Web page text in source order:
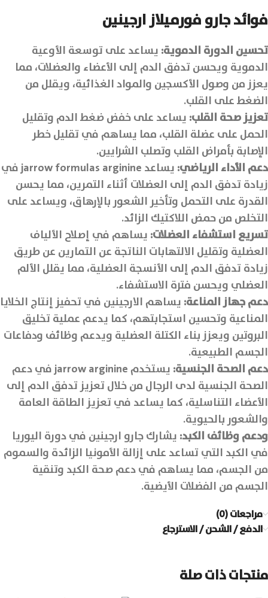
فوائد جارو فورميلاز ارجينين
تحسين الدورة الدموية: يساعد على توسعة الأوعية
الدموية ويحسن تدفق الدم إلى الأعضاء والعضلات، مما
يعزز من وصول الأكسجين والمواد الغذائية، ويقلل من
الضغط على القلب.
تعزيز صحة القلب: يساعد على خفض ضغط الدم وتقليل
الحمل على عضلة القلب، مما يساهم في تقليل خطر
الإصابة بأمراض القلب وتصلب الشرايين.
دعم الأداء الرياضي:
يساعد jarrow formulas arginine في
زيادة تدفق الدم إلى العضلات أثناء التمرين، مما يحسن
القدرة على التحمل وتأخير الشعور بالإرهاق، ويساعد على
التخلص من حمض اللاكتيك الزائد.
تسريع استشفاء العضلات: يساهم في إصلاح الألياف
العضلية وتقليل الالتهابات الناتجة عن التمارين عن طريق
زيادة تدفق الدم إلى الأنسجة العضلية، مما يقلل الألم
العضلي ويحسن فترة الاستشفاء.
دعم جهاز المناعة: يساهم الارجينين في تحفيز إنتاج الخلايا
المناعية وتحسين استجابتهم، كما يدعم عملية تخليق
البروتين ويعزز بناء الكتلة العضلية ويدعم وظائف ودفاعات
الجسم الطبيعية.
دعم الصحة الجنسية:
يستخدم jarrow arginine في دعم
الصحة الجنسية لدى الرجال من خلال تعزيز تدفق الدم إلى
الأعضاء التناسلية، كما يساعد في تعزيز الطاقة العامة
والشعور بالحيوية.
ودعم وظائف الكبد: يشارك جارو ارجينين في دورة اليوريا
في الكبد التي تساعد على إزالة الأمونيا الزائدة والسموم
من الجسم، مما يساهم في دعم صحة الكبد وتنقية
الجسم من الفضلات الأيضية.
مراجعات (0)
الدفع / الشحن / الاسترجاع
منتجات ذات صلة